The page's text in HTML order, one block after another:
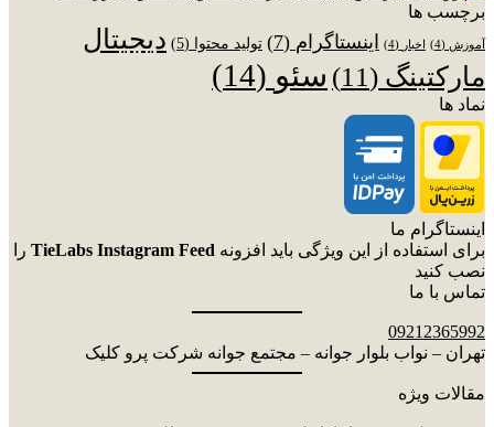
برچسب ها
آموزش (4) اخبار (4) اینستاگرام (7) تولید محتوا (5)
دیجیتال
مارکتینگ (11) سئو (14)
نماد ها
اینستاگرام ما
برای استفاده از این ویژگی باید افزونه TieLabs Instagram Feed را
نصب کنید
تماس با ما
09212365992
تهران – نواب بلوار جوانه – مجتمع جوانه شرکت پرو کلیک
مقالات ویژه